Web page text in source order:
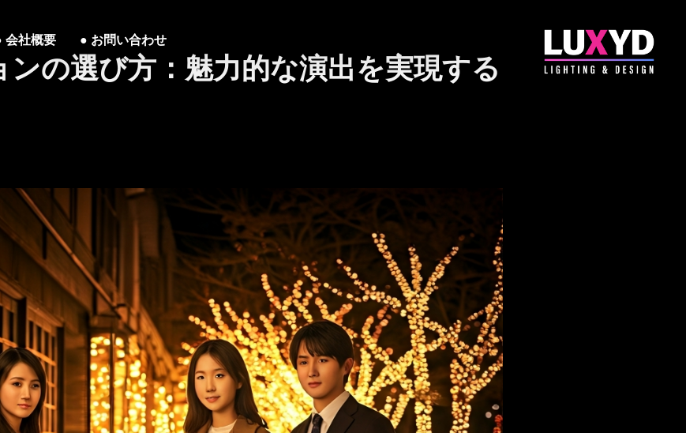
会社概要 お問い合わせ
の選び方：魅力的な演出を実現する